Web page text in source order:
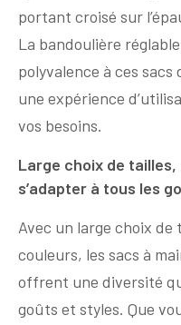
portant croisé sur
La bandoulière
polyvalence à ces
une expérience
vos besoins.
Large choix de
s’adapter à tous les
Avec un large choix de
couleurs, les sacs à
offrent une diversité
goûts et styles. Que